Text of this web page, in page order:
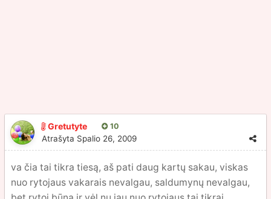
Gretutyte 10
Atrašyta Spalio 26, 2009
va čia tai tikra tiesą, aš pati daug kartų sakau, viskas
nuo rytojaus vakarais nevalgau, saldumynų nevalgau,